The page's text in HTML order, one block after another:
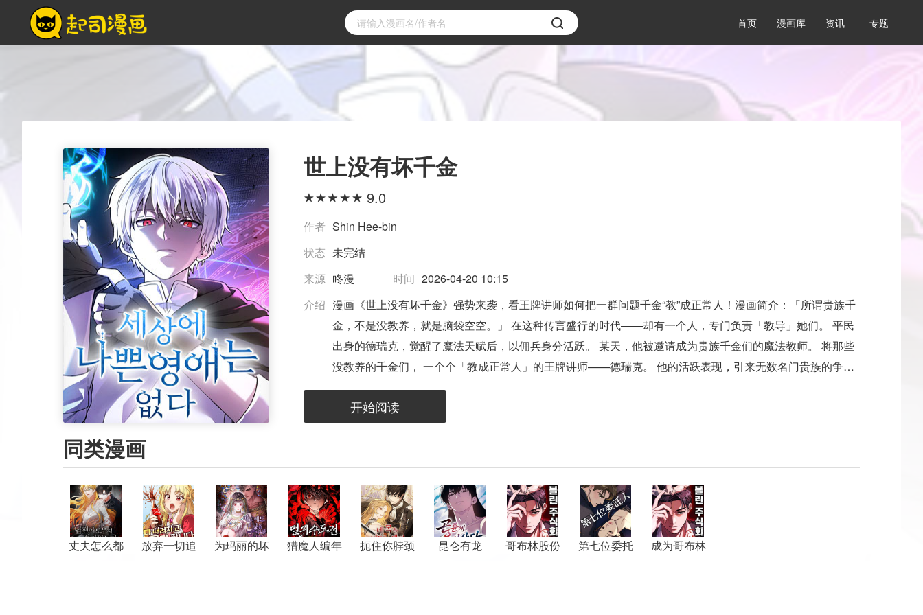
首页 漫画库 资讯 专题
世上没有坏千金
9.0
作者 Shin Hee-bin
状态 未完结
来源 咚漫 时间 2026-04-20 10:15
介绍 漫画《世上没有坏千金》强势来袭，看王牌讲师如何把一群问题千金“教”成正常人！漫画简介：「所谓贵族千
金，不是没教养，就是脑袋空空。」 在这种传言盛行的时代——却有一个人，专门负责「教导」她们。 平民
出身的德瑞克，觉醒了魔法天赋后，以佣兵身分活跃。 某天，他被邀请成为贵族千金们的魔法教师。 将那些
没教养的千金们， 一个个「教成正常人」的王牌讲师——德瑞克。 他的活跃表现，引来无数名门贵族的争相
邀请。 「这世上没有坏千金。」 至少——在德瑞克面前是如此。
开始阅读
同类漫画
丈夫怎么都
放弃一切追
为玛丽的坏
猎魔人编年
扼住你脖颈
昆仑有龙
哥布林股份
第七位委托
成为哥布林